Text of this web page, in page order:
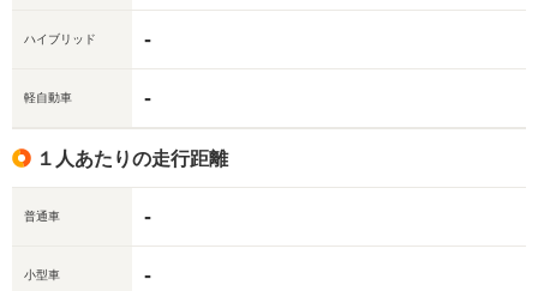
ハイブリッド -
軽自動車 -
１人あたりの走行距離
普通車 -
小型車 -